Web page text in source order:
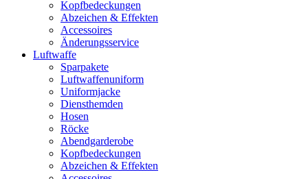
Kopfbedeckungen
Abzeichen & Effekten
Accessoires
Änderungsservice
Luftwaffe
Sparpakete
Luftwaffenuniform
Uniformjacke
Diensthemden
Hosen
Röcke
Abendgarderobe
Kopfbedeckungen
Abzeichen & Effekten